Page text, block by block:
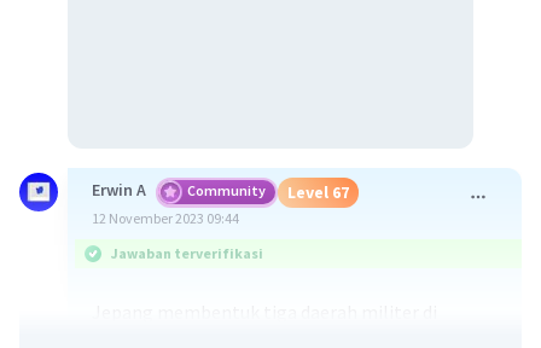
Erwin A Community Level 67
12 November 2023 09:44
Jawaban terverifikasi